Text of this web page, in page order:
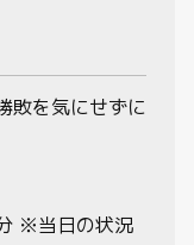
敗を気にせずに
※当日の状況